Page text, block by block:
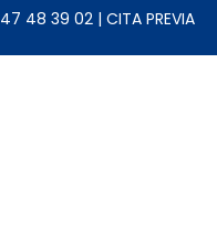
48 39 02| CITA PREVIA